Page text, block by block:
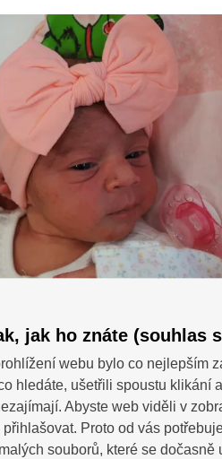
jak ho znáte (souhlas
webu bylo co nejlepším
hledáte, ušetřili spoustu klikání
Abyste web viděli v
Proto od vás
souborů, které se dočasně